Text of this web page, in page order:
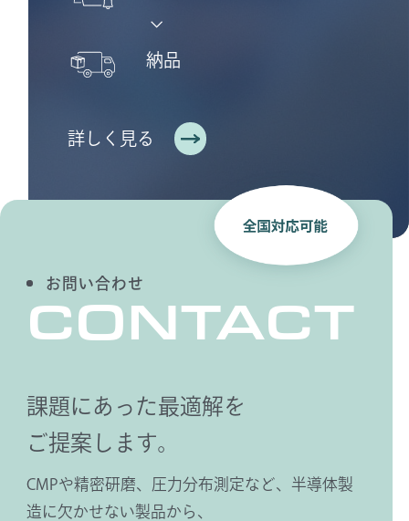
納品
詳しく見る
お問い合わせ
CONTACT
課題にあった最適解を
ご提案します。
CMPや精密研磨、圧力分布測定など、半導体製
造に欠かせない製品から、